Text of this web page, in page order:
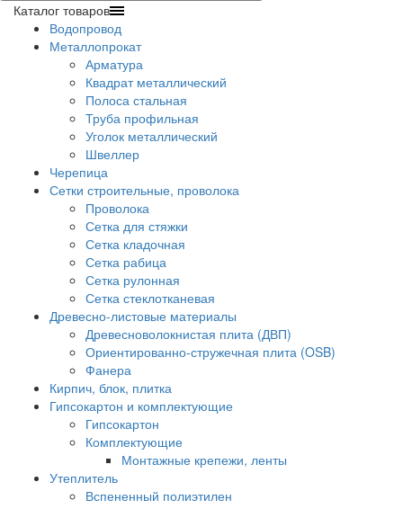
Каталог товаров
Водопровод
Металлопрокат
Арматура
Квадрат металлический
Полоса стальная
Труба профильная
Уголок металлический
Швеллер
Черепица
Сетки строительные, проволока
Проволока
Сетка для стяжки
Сетка кладочная
Сетка рабица
Сетка рулонная
Сетка стеклотканевая
Древесно-листовые материалы
Древесноволокнистая плита (ДВП)
Ориентированно-стружечная плита (OSB)
Фанера
Кирпич, блок, плитка
Гипсокартон и комплектующие
Гипсокартон
Комплектующие
Монтажные крепежи, ленты
Утеплитель
Вспененный полиэтилен